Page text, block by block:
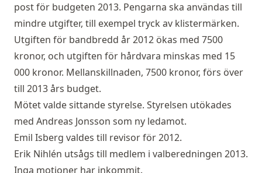
post för budgeten 2013. Pengarna ska användas till
mindre utgifter, till exempel tryck av klistermärken.
Utgiften för bandbredd år 2012 ökas med 7500
kronor, och utgiften för hårdvara minskas med 15
000 kronor. Mellanskillnaden, 7500 kronor, förs över
till 2013 års budget.
Mötet valde sittande styrelse. Styrelsen utökades
med Andreas Jonsson som ny ledamot.
Emil Isberg valdes till revisor för 2012.
Erik Nihlén utsågs till medlem i valberedningen 2013.
Inga motioner har inkommit.